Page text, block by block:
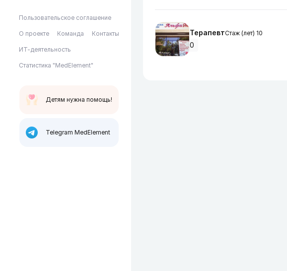
Пользовательское соглашение
О проекте Команда Контакты
ИТ-деятельность
Статистика "MedElement"
Детям нужна помощь!
Telegram MedElement
ТерапевтСтаж (лет) 10
0